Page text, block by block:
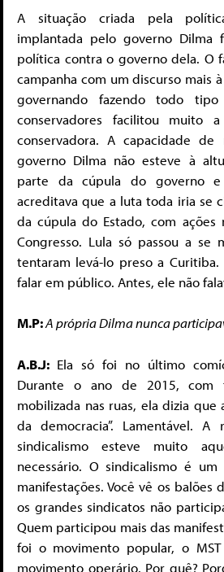
A situação criada pela
implantada pelo governo Dilma
política contra o governo dela. O
campanha com um discurso mais
governando fazendo todo
conservadores facilitou muito
conservadora. A capacidade
governo Dilma não esteve à
parte da cúpula do governo
acreditava que a luta toda iria se
da cúpula do Estado, com ações
Congresso. Lula só passou a se
tentaram levá-lo preso a
falar em público. Antes, ele não
M.P:A própria Dilma nunca
A.B.J: Ela só foi no último
Durante o ano de 2015, com
mobilizada nas ruas, ela dizia que
da democracia”. Lamentável.
sindicalismo esteve muito
necessário. O sindicalismo é
manifestações. Você vê os balões
os grandes sindicatos não
Quem participou mais das
foi o movimento popular, o
movimento operário. Por quê?